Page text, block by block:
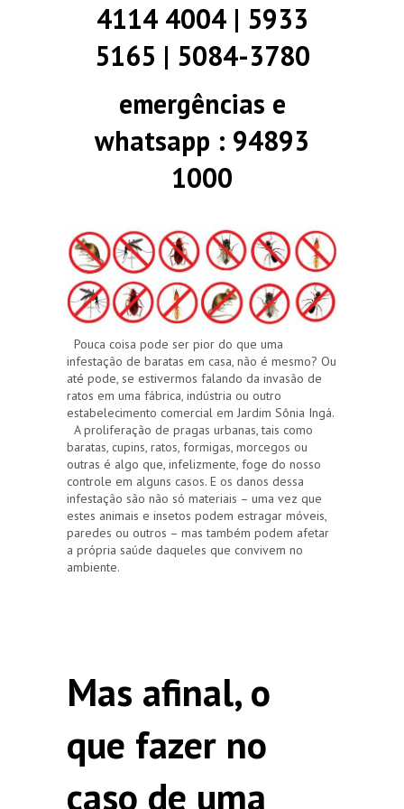
4114 4004 | 5933
5165 | 5084-3780
emergências e
whatsapp : 94893
1000
Pouca coisa pode ser pior do que uma
infestação de baratas em casa, não é mesmo? Ou
até pode, se estivermos falando da invasão de
ratos em uma fábrica, indústria ou outro
estabelecimento comercial em Jardim Sônia Ingá.
A proliferação de pragas urbanas, tais como
baratas, cupins, ratos, formigas, morcegos ou
outras é algo que, infelizmente, foge do nosso
controle em alguns casos. E os danos dessa
infestação são não só materiais – uma vez que
estes animais e insetos podem estragar móveis,
paredes ou outros – mas também podem afetar
a própria saúde daqueles que convivem no
ambiente.
Mas afinal, o
que fazer no
caso de uma